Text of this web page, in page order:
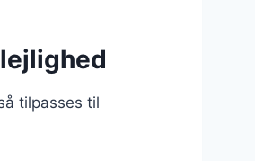
tilpasses til